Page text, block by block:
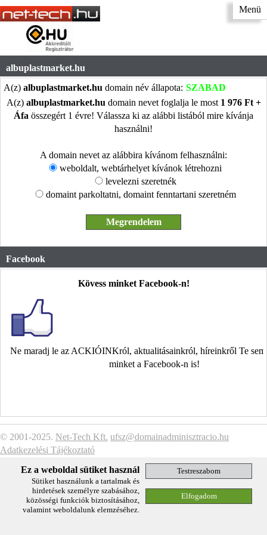
Menü
albuplastmarket.hu
A(z) albuplastmarket.hu domain név állapota: SZABAD
A(z) albuplastmarket.hu domain nevet foglalja le most 1 976 Ft +
Áfa összegért 1 évre! Válassza ki az alábbi listából mire kívánja
használni!
A domain nevet az alábbira kívánom felhasználni:
weboldalt, webtárhelyet kívánok létrehozni
levelezni szeretnék
domaint parkoltatni, domaint fenntartani szeretném
Facebook
Kövess minket Facebook-n!
Ne maradj le az ACKIÓINKról, aktualitásainkról, híreinkről Te
minket a Facebook-n is!
© 2001-2025. Net-Tech Kft. ufsz@domainadminisztracio.hu
Adatkezelési Tájékoztató
Ez a weboldal sütiket használ
Sütiket használunk a tartalmak és
hirdetések személyre szabásához,
közösségi funkciók biztosításához,
valamint weboldalunk elemzéséhez.